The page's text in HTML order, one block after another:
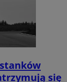
się